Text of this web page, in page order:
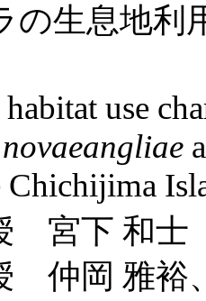
の生息地
use
宮下 和士
仲岡 雅